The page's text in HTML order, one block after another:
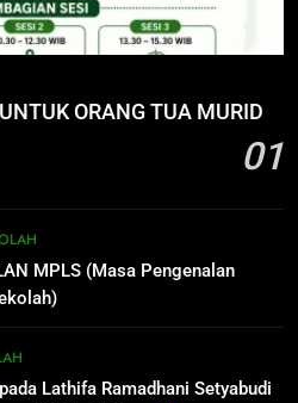
LAPOR DIRI!
PENTING UNTUK
SPMB 2026 KEPRI
SISWA
CALON MURID
ORANG TUA MURID
01
MPLS (Masa Pengenalan
Lathifa Ramadhani Setyabudi
SEKOLAH
TIDAK PERLU
PENTING – JANGAN
LAPOR DIRI!
SPMB